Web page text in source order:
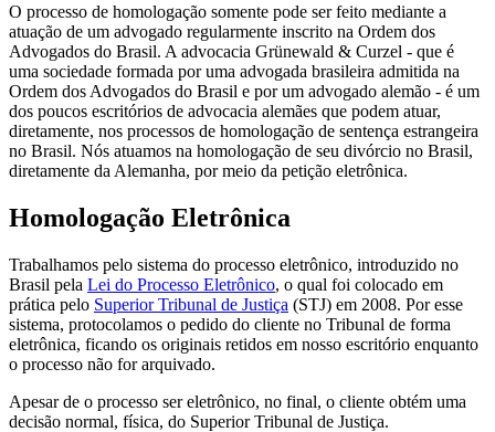
O processo de homologação somente pode ser feito mediante a
atuação de um advogado regularmente inscrito na Ordem dos
Advogados do Brasil. A advocacia Grünewald & Curzel - que é
uma sociedade formada por uma advogada brasileira admitida na
Ordem dos Advogados do Brasil e por um advogado alemão - é um
dos poucos escritórios de advocacia alemães que podem atuar,
diretamente, nos processos de homologação de sentença estrangeira
no Brasil. Nós atuamos na homologação de seu divórcio no Brasil,
diretamente da Alemanha, por meio da petição eletrônica.
Homologação Eletrônica
Trabalhamos pelo sistema do processo eletrônico, introduzido no
Brasil pela Lei do Processo Eletrônico, o qual foi colocado em
prática pelo Superior Tribunal de Justiça (STJ) em 2008. Por esse
sistema, protocolamos o pedido do cliente no Tribunal de forma
eletrônica, ficando os originais retidos em nosso escritório enquanto
o processo não for arquivado.
Apesar de o processo ser eletrônico, no final, o cliente obtém uma
decisão normal, física, do Superior Tribunal de Justiça.